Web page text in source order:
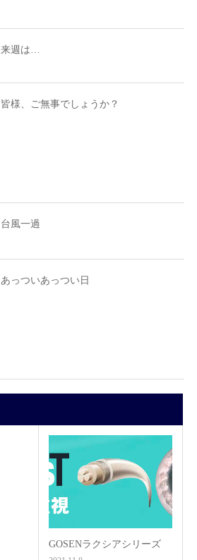
来週は…
皆様、ご無事でしょうか？
台風一過
あっついあっつい日
GOSENラクシアシリーズ